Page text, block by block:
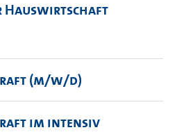
Hauswirtschaft
(m/w/d)
im intensiv